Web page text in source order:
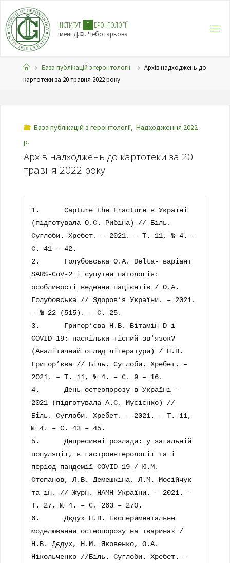
ІНСТИТУТ Г ЕРОНТОЛОГІЇ
імені Д.Ф. Чеботарьова
База публікацій з геронтології
Архів надходжень до
картотеки за 20 травня 2022 року
База публікацій з геронтології, Надходження 2022
р.
Архів надходжень до картотеки за 20
травня 2022 року
1.	Capture the Fracture в Україні
(підготувала О.С. Рибіна) // Біль.
Суглоби. Хребет. – 2021. – Т. 11, № 4. –
С. 41 – 42.
2.	Голубовська О.А. Delta- варіант
SARS-CoV-2 і супутня патологія:
особливості ведення пацієнтів / О.А.
Голубовська // Здоров’я України. – 2021.
– № 22 (515). – С. 25.
3.	Григор’єва Н.В. Вітамін D і
COVID-19: наскільки тісний зв'язок?
(Аналітичний огляд літератури) / Н.В.
Григор’єва // Біль. Суглоби. Хребет. –
2021. – Т. 11, № 4. – С. 9 – 16.
4.	День остеопорозу в Україні –
2021 (підготувала А.С. Мусієнко) //
Біль. Суглоби. Хребет. – 2021. – Т. 11,
№ 4. – С. 43 – 45.
5.	Депресивні розлади: у загальній
популяції, в гастроентерології та і
період пандемії COVID-19 / Ю.М.
Степанов, Л.В. Демешкіна, Л.М. Мосійчук
та ін. // Журн. НАМН України. – 2021. –
Т. 27, № 4. – С. 263 – 270.
6.	Дєдух Н.В. Експериментальне
моделювання остеопорозу на тваринах /
Н.В. Дєдух, Н.М. Яковенко, О.А.
Нікольченко //Біль. Суглоби. Хребет. –